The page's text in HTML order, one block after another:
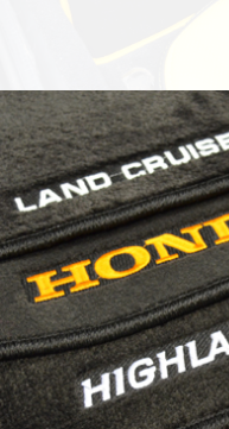
© ателье
корпус 1.
На нашем